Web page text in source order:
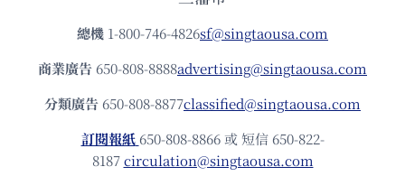
總機 1-800-746-4826sf@singtaousa.com
商業廣告 650-808-8888advertising@singtaousa.com
分類廣告 650-808-8877classified@singtaousa.com
訂閱報紙 650-808-8866 或 短信 650-822-
8187circulation@singtaousa.com